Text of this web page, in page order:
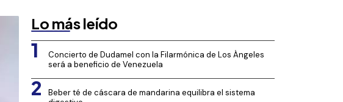
Lo más leído
1
Concierto de Dudamel con la Filarmónica de Los Ángeles
será a beneficio de Venezuela
2
Beber té de cáscara de mandarina equilibra el sistema